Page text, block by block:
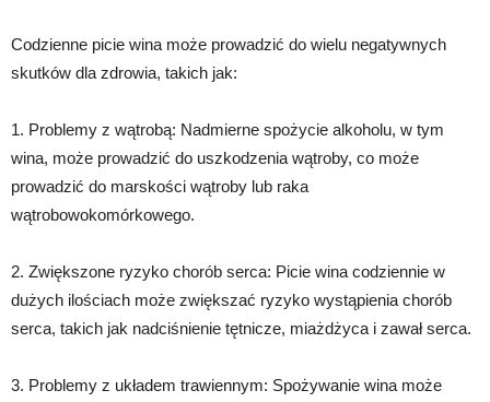
Codzienne picie wina może prowadzić do wielu negatywnych
skutków dla zdrowia, takich jak:
1. Problemy z wątrobą: Nadmierne spożycie alkoholu, w tym
wina, może prowadzić do uszkodzenia wątroby, co może
prowadzić do marskości wątroby lub raka
wątrobowokomórkowego.
2. Zwiększone ryzyko chorób serca: Picie wina codziennie w
dużych ilościach może zwiększać ryzyko wystąpienia chorób
serca, takich jak nadciśnienie tętnicze, miażdżyca i zawał serca.
3. Problemy z układem trawiennym: Spożywanie wina może